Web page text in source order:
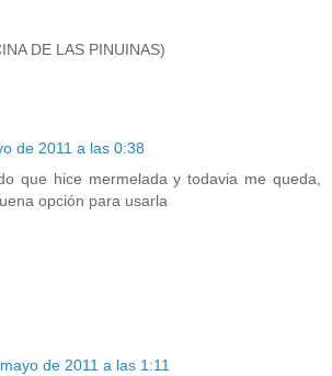
DE LAS PINUINAS)
de 2011 a las 0:38
que hice mermelada y todavia me queda,
opción para usarla
de 2011 a las 1:11